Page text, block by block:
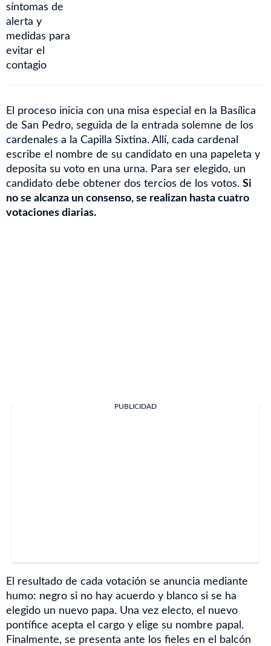
El proceso inicia con una misa especial en la Basílica
de San Pedro, seguida de la entrada solemne de los
cardenales a la Capilla Sixtina. Allí, cada cardenal
escribe el nombre de su candidato en una papeleta y
deposita su voto en una urna. Para ser elegido, un
candidato debe obtener dos tercios de los votos. Si
no se alcanza un consenso, se realizan hasta cuatro
votaciones diarias.
PUBLICIDAD
El resultado de cada votación se anuncia mediante
humo: negro si no hay acuerdo y blanco si se ha
elegido un nuevo papa. Una vez electo, el nuevo
pontífice acepta el cargo y elige su nombre papal.
Finalmente, se presenta ante los fieles en el balcón